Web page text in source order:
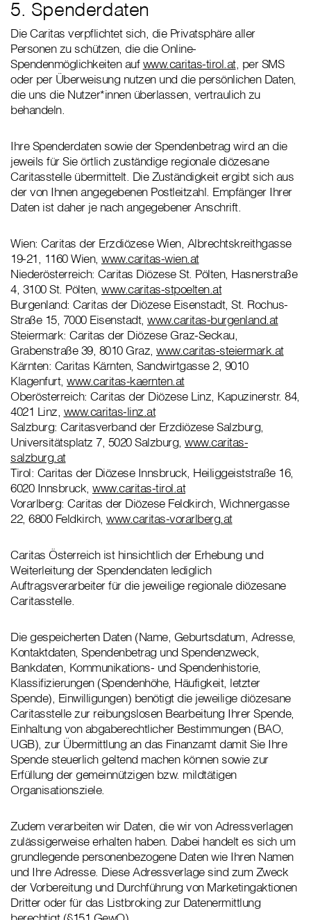
5. Spenderdaten
Die Caritas verpflichtet sich, die Privatsphäre aller
Personen zu schützen, die die Online-
Spendenmöglichkeiten aufwww.caritas-tirol.at, per SMS
oder per Überweisung nutzen und die persönlichen Daten,
die uns die Nutzer*innen überlassen, vertraulich zu
behandeln.
Ihre Spenderdaten sowie der Spendenbetrag wird an die
jeweils für Sie örtlich zuständige regionale diözesane
Caritasstelle übermittelt. Die Zuständigkeit ergibt sich aus
der von Ihnen angegebenen Postleitzahl. Empfänger Ihrer
Daten ist daher je nach angegebener Anschrift.
Wien: Caritas der Erzdiözese Wien, Albrechtskreithgasse
19-21, 1160 Wien, www.caritas-wien.at
Niederösterreich: Caritas Diözese St. Pölten, Hasnerstraße
4, 3100 St. Pölten, www.caritas-stpoelten.at
Burgenland: Caritas der Diözese Eisenstadt, St. Rochus-
Straße 15, 7000 Eisenstadt, www.caritas-burgenland.at
Steiermark: Caritas der Diözese Graz-Seckau,
Grabenstraße 39, 8010 Graz, www.caritas-steiermark.at
Kärnten: Caritas Kärnten, Sandwirtgasse 2, 9010
Klagenfurt, www.caritas-kaernten.at
Oberösterreich: Caritas der Diözese Linz, Kapuzinerstr. 84,
4021 Linz, www.caritas-linz.at
Salzburg: Caritasverband der Erzdiözese Salzburg,
Universitätsplatz 7, 5020 Salzburg, www.caritas-
salzburg.at
Tirol: Caritas der Diözese Innsbruck, Heiliggeiststraße 16,
6020 Innsbruck, www.caritas-tirol.at
Vorarlberg: Caritas der Diözese Feldkirch, Wichnergasse
22, 6800 Feldkirch, www.caritas-vorarlberg.at
Caritas Österreich ist hinsichtlich der Erhebung und
Weiterleitung der Spendendaten lediglich
Auftragsverarbeiter für die jeweilige regionale diözesane
Caritasstelle.
Die gespeicherten Daten (Name, Geburtsdatum, Adresse,
Kontaktdaten, Spendenbetrag und Spendenzweck,
Bankdaten, Kommunikations- und Spendenhistorie,
Klassifizierungen (Spendenhöhe, Häufigkeit, letzter
Spende), Einwilligungen) benötigt die jeweilige diözesane
Caritasstelle zur reibungslosen Bearbeitung Ihrer Spende,
Einhaltung von abgaberechtlicher Bestimmungen (BAO,
UGB), zur Übermittlung an das Finanzamt damit Sie Ihre
Spende steuerlich geltend machen können sowie zur
Erfüllung der gemeinnützigen bzw. mildtätigen
Organisationsziele.
Zudem verarbeiten wir Daten, die wir von Adressverlagen
zulässigerweise erhalten haben. Dabei handelt es sich um
grundlegende personenbezogene Daten wie Ihren Namen
und Ihre Adresse. Diese Adressverlage sind zum Zweck
der Vorbereitung und Durchführung von Marketingaktionen
Dritter oder für das Listbroking zur Datenermittlung